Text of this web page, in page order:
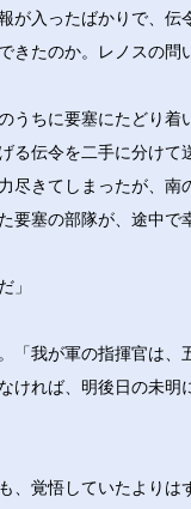
が入ったばかりで、伝
きたのか。レノスの
うちに要塞にたどり着
る伝令を二手に分けて
尽きてしまったが、南
要塞の部隊が、途中
」
「我が軍の指揮官は、
ければ、明後日の未
覚悟していたよりは